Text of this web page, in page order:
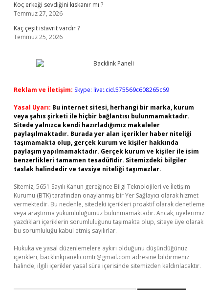
Koç erkeği sevdiğini kıskanır mı ?
Temmuz 27, 2026
Kaç çeşit istavrit vardır ?
Temmuz 25, 2026
Reklam ve İletişim: Skype: live:.cid.575569c608265c69
Yasal Uyarı: Bu internet sitesi, herhangi bir marka, kurum
veya şahıs şirketi ile hiçbir bağlantısı bulunmamaktadır.
Sitede yalnızca kendi hazırladığımız makaleler
paylaşılmaktadır. Burada yer alan içerikler haber niteliği
taşımamakta olup, gerçek kurum ve kişiler hakkında
paylaşım yapılmamaktadır. Gerçek kurum ve kişiler ile isim
benzerlikleri tamamen tesadüfidir. Sitemizdeki bilgiler
taslak halindedir ve tavsiye niteliği taşımazlar.
Sitemiz, 5651 Sayılı Kanun gereğince Bilgi Teknolojileri ve İletişim
Kurumu (BTK) tarafından onaylanmış bir Yer Sağlayıcı olarak hizmet
vermektedir. Bu nedenle, sitedeki içerikleri proaktif olarak denetleme
veya araştırma yükümlülüğümüz bulunmamaktadır. Ancak, üyelerimiz
yazdıkları içeriklerin sorumluluğunu taşımakta olup, siteye üye olarak
bu sorumluluğu kabul etmiş sayılırlar.
Hukuka ve yasal düzenlemelere aykırı olduğunu düşündüğünüz
içerikleri, backlinkpanelicomtr@gmail.com adresine bildirmeniz
halinde, ilgili içerikler yasal süre içerisinde sitemizden kaldırılacaktır.